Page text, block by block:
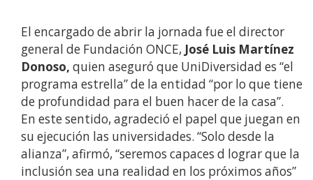
El encargado de abrir la jornada fue el director
general de Fundación ONCE, José Luis Martínez
Donoso, quien aseguró que UniDiversidad es “el
programa estrella” de la entidad “por lo que tiene
de profundidad para el buen hacer de la casa”.
En este sentido, agradeció el papel que juegan en
su ejecución las universidades. “Solo desde la
alianza”, afirmó, “seremos capaces d lograr que la
inclusión sea una realidad en los próximos años”